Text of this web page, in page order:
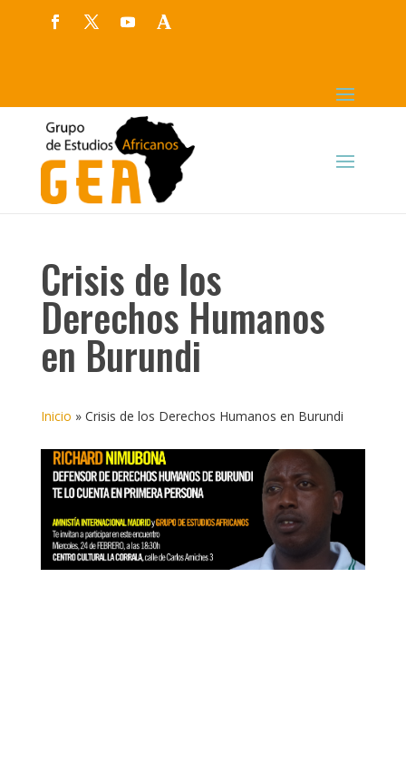
Crisis de los
Derechos Humanos
en Burundi
Inicio » Crisis de los Derechos Humanos en Burundi